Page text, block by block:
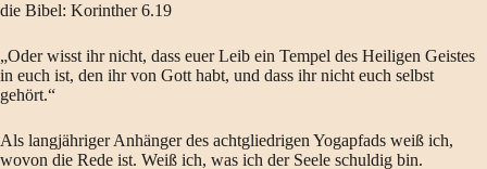
die Bibel: Korinther 6.19
„Oder wisst ihr nicht, dass euer Leib ein Tempel des Heiligen Geistes
in euch ist, den ihr von Gott habt, und dass ihr nicht euch selbst
gehört.“
Als langjähriger Anhänger des achtgliedrigen Yogapfads weiß ich,
wovon die Rede ist. Weiß ich, was ich der Seele schuldig bin.